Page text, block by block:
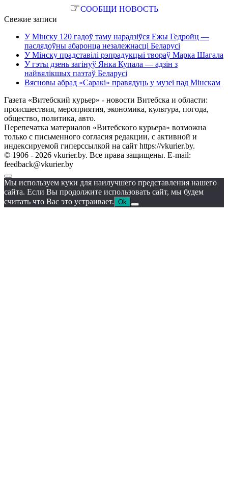
☞СООБЩИ НОВОСТЬ
Свежие записи
У Мінску 120 гадоў таму нарадзіўся Ежы Гедройц —
паслядоўны абаронца незалежнасці Беларусі
У Мінску прадставілі рэпрадукцыі твораў Марка Шагала
У гэты дзень загінуў Янка Купала — адзін з
найвялікшых паэтаў Беларусі
Вясновы абрад «Саракі» правядуць у музеі пад Мінскам
Газета «Витебский курьер» - новости Витебска и области:
происшествия, мероприятия, экономика, культура, погода,
общество, политика, авто.
Перепечатка материалов «Витебского курьера» возможна
только с письменного согласия редакции, с активной и
индексируемой гиперссылкой на сайт https://vkurier.by.
© 1906 - 2026 vkurier.by. Все права защищены. E-mail:
feedback@vkurier.by
Мы используем куки для наилучшего представления нашего
сайта. Если Вы продолжите использовать сайт, мы будем
считать что Вас это устраивает. Ok